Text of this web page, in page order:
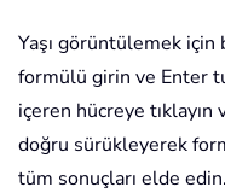
Yaşı görüntülemek için
formülü girin ve Enter
içeren hücreye tıklayın
doğru sürükleyerek
tüm sonuçları elde edin.